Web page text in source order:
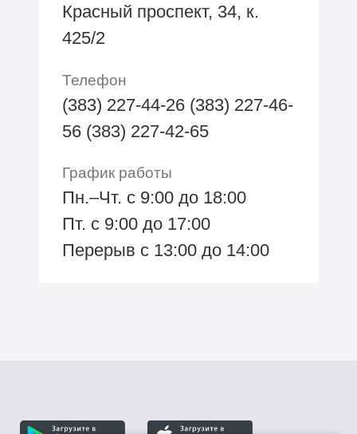
Красный проспект, 34, к.
425/2
Телефон
(383) 227-44-26 (383) 227-46-
56 (383) 227-42-65
График работы
Пн.–Чт. с 9:00 до 18:00
Пт. с 9:00 до 17:00
Перерыв с 13:00 до 14:00